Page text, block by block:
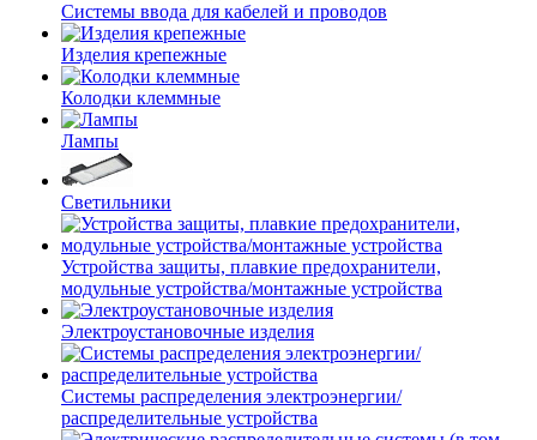
Системы ввода для кабелей и проводов
Изделия крепежные
Колодки клеммные
Лампы
Светильники
Устройства защиты, плавкие предохранители,
модульные устройства/монтажные устройства
Электроустановочные изделия
Системы распределения электроэнергии/
распределительные устройства